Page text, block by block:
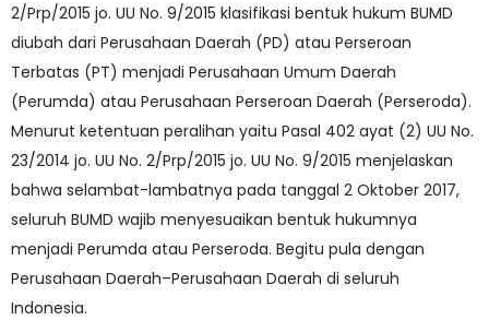
2/Prp/2015 jo. UU No. 9/2015 klasifikasi bentuk hukum BUMD
diubah dari Perusahaan Daerah (PD) atau Perseroan
Terbatas (PT) menjadi Perusahaan Umum Daerah
(Perumda) atau Perusahaan Perseroan Daerah (Perseroda).
Menurut ketentuan peralihan yaitu Pasal 402 ayat (2) UU No.
23/2014 jo. UU No. 2/Prp/2015 jo. UU No. 9/2015 menjelaskan
bahwa selambat-lambatnya pada tanggal 2 Oktober 2017,
seluruh BUMD wajib menyesuaikan bentuk hukumnya
menjadi Perumda atau Perseroda. Begitu pula dengan
Perusahaan Daerah–Perusahaan Daerah di seluruh
Indonesia.